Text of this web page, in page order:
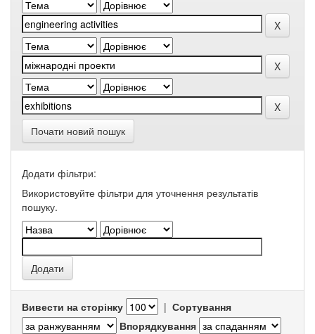
Почати новий пошук
Додати фільтри:
Використовуйте фільтри для уточнення результатів
пошуку.
Вивести на сторінку | Сортування
Впорядкування